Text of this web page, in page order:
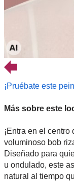
¡Pruébate este
Más sobre este
¡Entra en el
voluminoso bob
Diseñado para
u ondulado, este
natural al tiempo